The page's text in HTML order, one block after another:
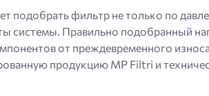
фильтр не только по
системы. Правильно подобранный
от преждевременного
продукцию MP Filtri и